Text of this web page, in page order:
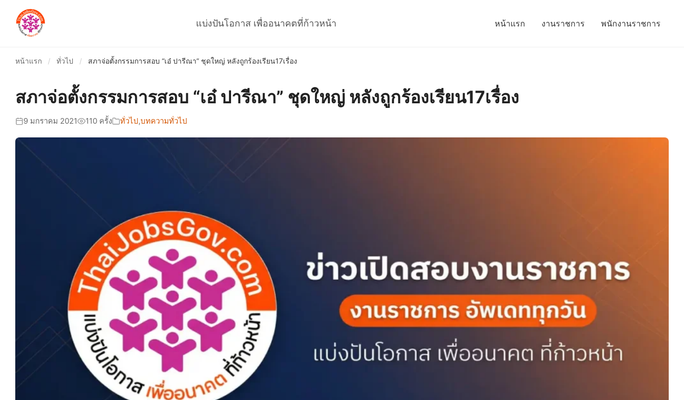
แบ่งปันโอกาส เพื่ออนาคตที่ก้าวหน้า หน้าแรก งานราชการ พนักงานราชการ
หน้าแรก / ทั่วไป / สภาจ่อตั้งกรรมการสอบ “เอ๋ ปารีณา” ชุดใหญ่ หลังถูกร้องเรียน17เรื่อง
สภาจ่อตั้งกรรมการสอบ “เอ๋ ปารีณา” ชุดใหญ่ หลังถูกร้องเรียน17เรื่อง
9 มกราคม 2021 110 ครั้ง ทั่วไป,บทความทั่วไป